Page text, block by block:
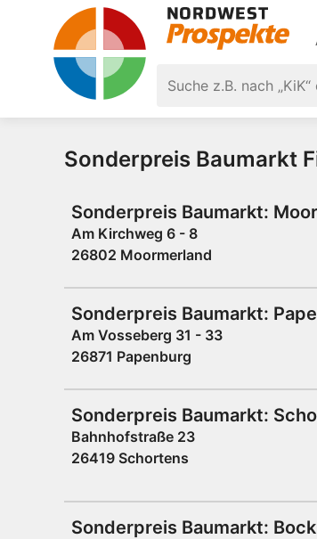
Sonderpreis Baumarkt
Sonderpreis Baumarkt:
Am Kirchweg 6 - 8
26802 Moormerland
Sonderpreis Baumarkt:
Am Vosseberg 31 - 33
26871 Papenburg
Sonderpreis Baumarkt:
Bahnhofstraße 23
26419 Schortens
Sonderpreis Baumarkt: